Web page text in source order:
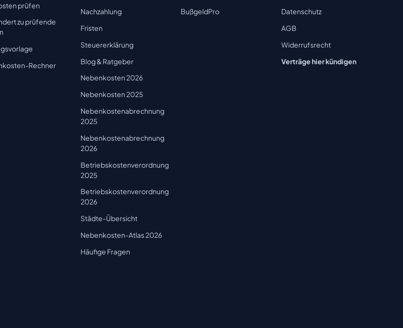
prüfen
zu prüfende
Rechner
Nachzahlung
Fristen
Steuererklärung
Blog & Ratgeber
Nebenkosten 2026
Nebenkosten 2025
Nebenkostenabrechnung
2025
Nebenkostenabrechnung
2026
Betriebskostenverordnung
2025
Betriebskostenverordnung
2026
Städte-Übersicht
Nebenkosten-Atlas 2026
Häufige Fragen
BußgeldPro
Datenschutz
AGB
Widerrufsrecht
Verträge hier kündigen